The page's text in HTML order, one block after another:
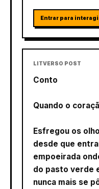
Entrar para
LITVERSO POST
Conto
Quando o
Esfregou os
desde que
empoeirada
do pasto verde
nunca mais se